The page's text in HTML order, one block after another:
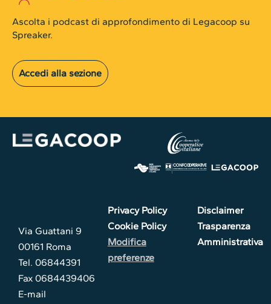
Ascolta i podcast di approfondimento di Legacoop su
Spreaker.
Accedi alla sezione
Via Guattani 9
00161 Roma
Tel. 06844391
Fax 0684439406
E-mail
Privacy Policy
Cookie Policy
Modifica
preferenze
Disclaimer
Trasparenza
Amministrativa